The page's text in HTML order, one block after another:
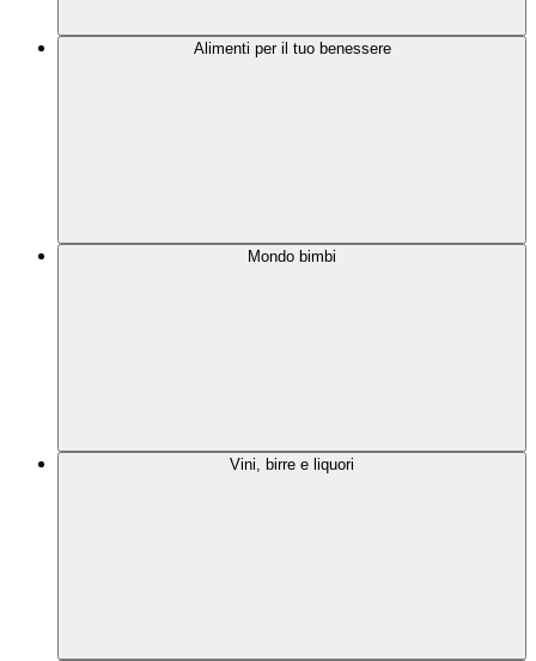
Alimenti per il tuo benessere
Mondo bimbi
Vini, birre e liquori